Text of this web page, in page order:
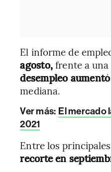
El informe de
agosto,frente a
desempleo
mediana.
Ver más: El mercado
2021
Entre los
recorte en